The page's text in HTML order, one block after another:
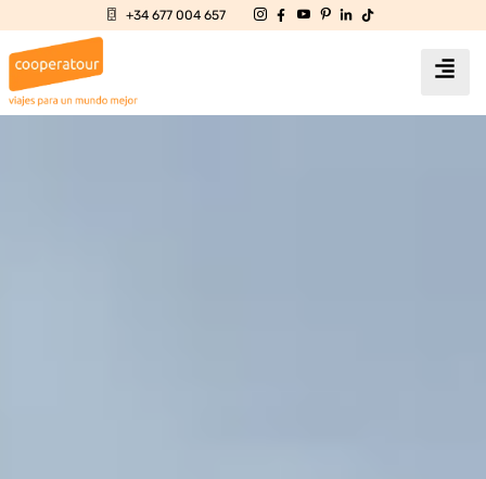
+34 677 004 657